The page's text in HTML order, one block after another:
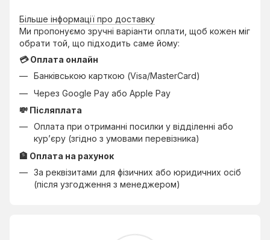
Більше інформації про доставку
Ми пропонуємо зручні варіанти оплати, щоб кожен міг
обрати той, що підходить саме йому:
💳 Оплата онлайн
Банківською карткою (Visa/MasterCard)
Через Google Pay або Apple Pay
💸 Післяплата
Оплата при отриманні посилки у відділенні або
кур’єру (згідно з умовами перевізника)
🏦 Оплата на рахунок
За реквізитами для фізичних або юридичних осіб
(після узгодження з менеджером)